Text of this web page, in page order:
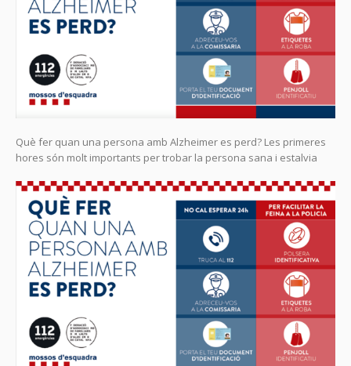
Què fer quan una persona amb Alzheimer es perd? Les primeres
hores són molt importants per trobar la persona sana i estalvia